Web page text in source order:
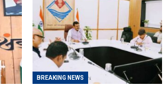
BREAKING NEWS